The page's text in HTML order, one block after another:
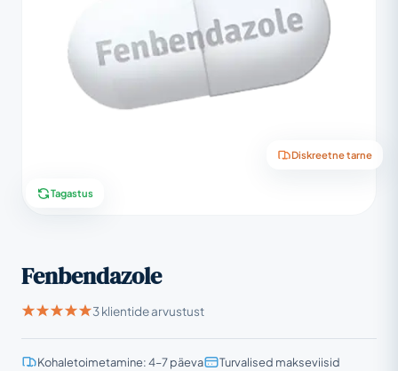
Diskreetne tarne
Tagastus
Fenbendazole
3 klientide arvustust
Kohaletoimetamine: 4–7 päeva
Turvalised makseviisid